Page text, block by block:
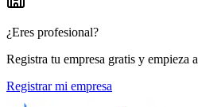
¿Eres profesional?
Registra tu empresa gratis y empieza
Registrar mi empresa